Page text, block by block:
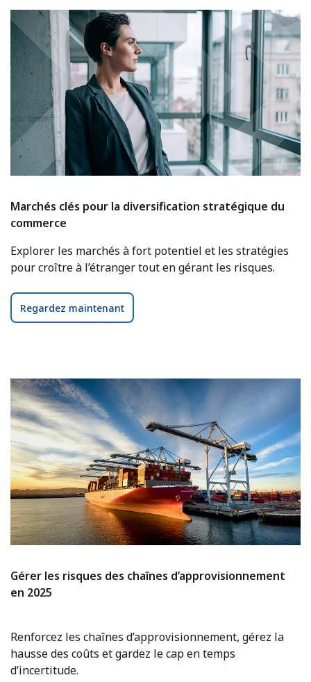
Marchés clés pour la diversification stratégique du
commerce
Explorer les marchés à fort potentiel et les stratégies
pour croître à l’étranger tout en gérant les risques.
Regardez maintenant
Gérer les risques des chaînes d’approvisionnement
en 2025
Renforcez les chaînes d’approvisionnement, gérez la
hausse des coûts et gardez le cap en temps
d’incertitude.